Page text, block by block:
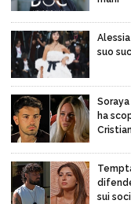
suo
ha
sui